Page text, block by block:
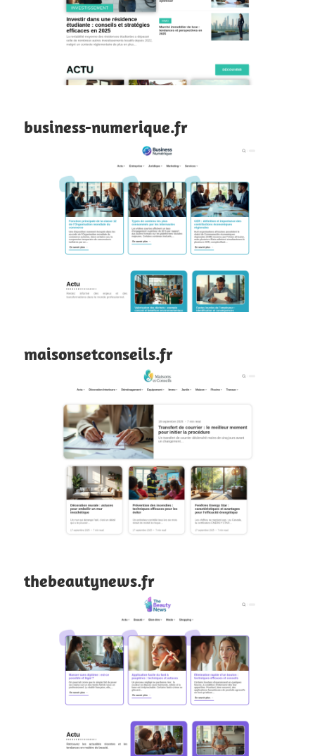
business-numerique.fr
maisonsetconseils.fr
thebeautynews.fr